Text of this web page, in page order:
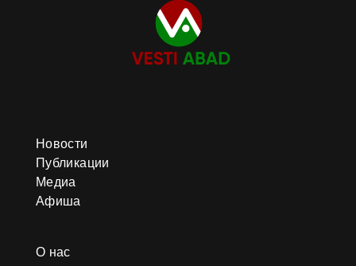
Новости
Публикации
Медиа
Афиша
О нас